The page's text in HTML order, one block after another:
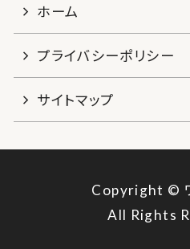
ホーム
プライバシーポリシー
サイトマップ
Copyright ©
All Rights